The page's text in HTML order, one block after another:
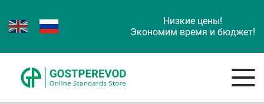
Низкие цены!
Экономим время и бюджет!